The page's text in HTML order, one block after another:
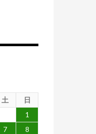
土
日
1
7
8